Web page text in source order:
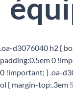
.oa-d3076040 h2 {
padding:0.5em 0
0 !important; } .oa-
ol { margin-top:.3em